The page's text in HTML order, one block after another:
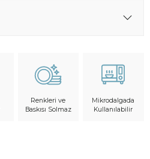
Renkleri ve
Baskısı Solmaz
Mikrodalgada
Kullanılabilir